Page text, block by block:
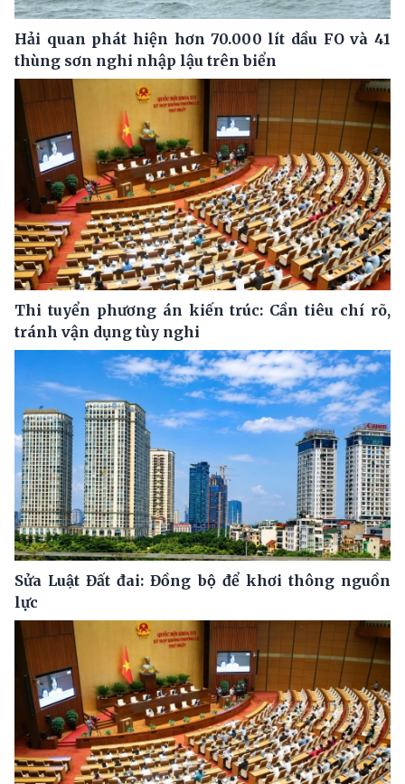
Hải quan phát hiện hơn 70.000 lít dầu FO và 41
thùng sơn nghi nhập lậu trên biển
Thi tuyển phương án kiến trúc: Cần tiêu chí rõ,
tránh vận dụng tùy nghi
Sửa Luật Đất đai: Đồng bộ để khơi thông nguồn
lực